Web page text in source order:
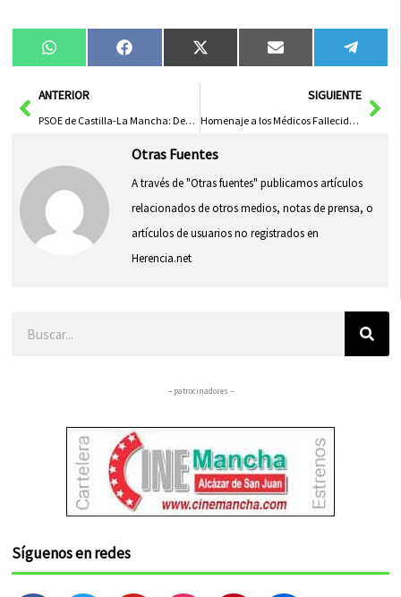
Compartir
en
WhatsAppCompartir
en
FacebookCompartir
en
X
(Twitter)
Compartir
en
Email
en
AntANTERIOR
PSOE de Castilla-La Mancha: Desafíos Persistentes y Futuro Incierto
SIGUIENTE
Homenaje a los Médicos Fallecidos: Un Llamado a la Unidad sin Distinciones
Otras Fuentes
A través de "Otras fuentes" publicamos artículos
relacionados de otros medios, notas de prensa, o
artículos de usuarios no registrados en
Herencia.net
– patrocinadores –
Síguenos en redes